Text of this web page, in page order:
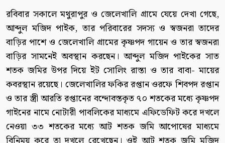
রবিবার সকালে মথুরাপুর ও জেলেখালি গ্রামে যেয়ে দেখা গেছে,
আব্দুল মজিদ পাইক, তার পরিবারের সদস্য ও স্বজনরা তাদের
বাড়ির পাশে ও জেলেখালি গ্রামের কৃষ্ণপদ গায়েন ও তার স্বজনরা
বাড়ির সামনেই অবস্থান করছেন। আব্দুল মজিদ পাইকের সাত
শতক জমির উপর দিয়ে ইট সোলিং রাস্তা ও তার বাবা- মায়ের
কবরস্থান রয়েছে। জেলেখালির ফকির রপ্তান ওরফে শিবপদ রপ্তান
ও তার স্ত্রী আরতি রপ্তানের বন্দোবস্তকৃত ৭০ শতকের মধ্যে কৃষ্ণপদ
গাইনের নামে নোটারী পাবলিকের মাধ্যমে এফিডেফিট করে দখলে
নেওয়া ৩৩ শতকের মধ্যে আট শতক জমি আপোষের মাধ্যমে